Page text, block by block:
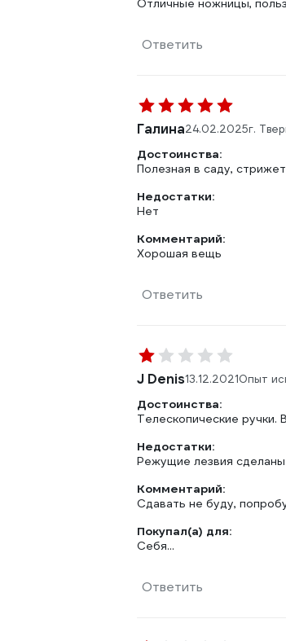
Отличные ножницы,
Ответить
Галина24.02.2025г.
Достоинства:
Полезная в саду,
Недостатки:
Нет
Комментарий:
Хорошая вещь
Ответить
J Denis13.12.2021Опыт
Достоинства:
Телескопические ручки.
Недостатки:
Режущие лезвия сделаны
Комментарий:
Сдавать не буду,
Покупал(а) для:
Себя...
Ответить